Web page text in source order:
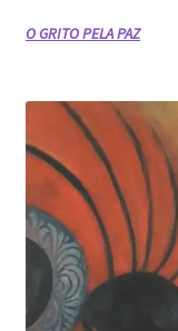
O GRITO PELA PAZ